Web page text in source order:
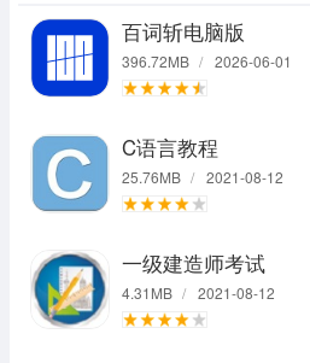
百词斩电脑版
396.72MB / 2026-06-01
C语言教程
25.76MB / 2021-08-12
一级建造师考试
4.31MB / 2021-08-12